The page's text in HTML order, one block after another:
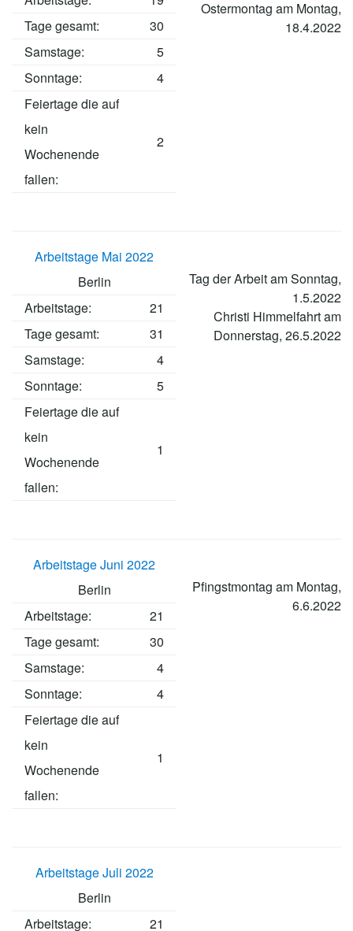
Tage gesamt:
30
Samstage:
5
Sonntage:
4
Feiertage die auf
kein
Wochenende
fallen:
2
Ostermontag am Montag,
18.4.2022
Arbeitstage Mai 2022
Berlin
Arbeitstage:
21
Tage gesamt:
31
Samstage:
4
Sonntage:
5
Feiertage die auf
kein
Wochenende
fallen:
1
Tag der Arbeit am Sonntag,
1.5.2022
Christi Himmelfahrt am
Donnerstag, 26.5.2022
Arbeitstage Juni 2022
Berlin
Arbeitstage:
21
Tage gesamt:
30
Samstage:
4
Sonntage:
4
Feiertage die auf
kein
Wochenende
fallen:
1
Pfingstmontag am Montag,
6.6.2022
Arbeitstage Juli 2022
Berlin
Arbeitstage: 21